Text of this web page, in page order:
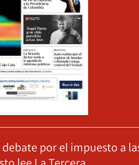
por el impuesto a